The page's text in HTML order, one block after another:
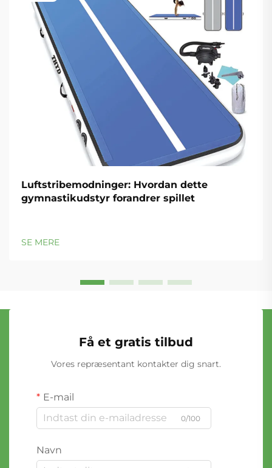
Luftstribemodninger: Hvordan dette
gymnastikudstyr forandrer spillet
SE MERE
Få et gratis tilbud
Vores repræsentant kontakter dig snart.
E-mail
0/100
Navn